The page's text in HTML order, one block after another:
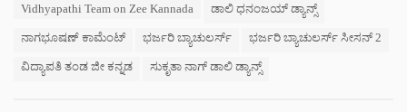
Vidhyapathi Team on Zee Kannada
ಡಾಲಿ ಧನಂಜಯ್ ಡ್ಯಾನ್ಸ್
ನಾಗಭೂಷಣ್ ಕಾಮೆಂಟ್ ಭರ್ಜರಿ ಬ್ಯಾಚುಲರ್ಸ್ ಭರ್ಜರಿ ಬ್ಯಾಚುಲರ್ಸ್ ಸೀಸನ್ 2
ವಿದ್ಯಾಪತಿ ತಂಡ ಜೀ ಕನ್ನಡ ಸುಕೃತಾ ನಾಗ್ ಡಾಲಿ ಡ್ಯಾನ್ಸ್